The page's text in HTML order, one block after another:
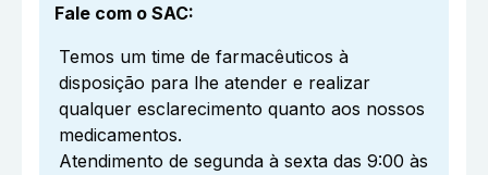
Fale com o SAC:
Temos um time de farmacêuticos à
disposição para lhe atender e realizar
qualquer esclarecimento quanto aos nossos
medicamentos.
Atendimento de segunda à sexta das 9:00 às